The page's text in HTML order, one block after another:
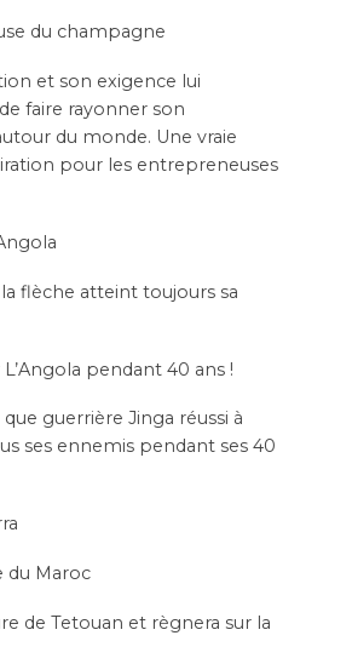
du champagne
et son exigence lui
faire rayonner son
du monde. Une vraie
pour les entrepreneuses
flèche atteint toujours sa
pendant 40 ans !
guerrière Jinga réussi à
ses ennemis pendant ses 40
du Maroc
de Tetouan et règnera sur la